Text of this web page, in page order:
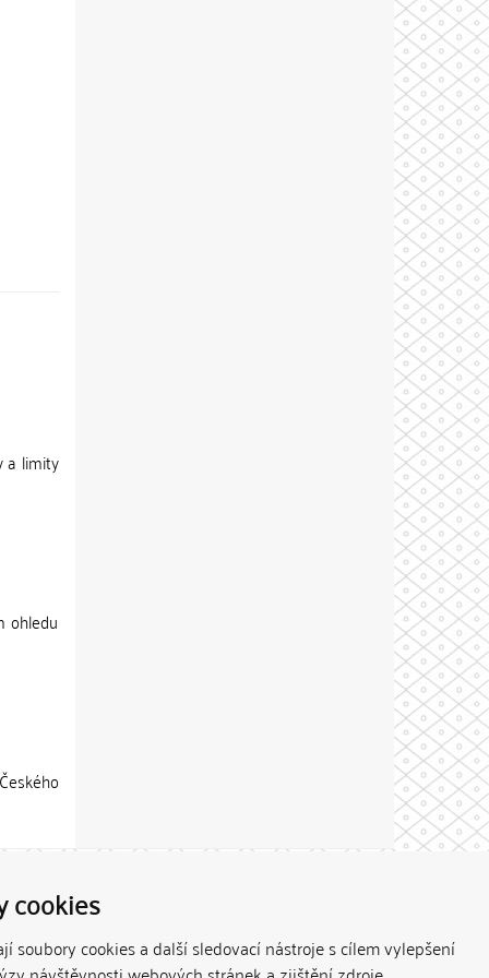
cookies
soubory cookies a další sledovací nástroje s cílem vylepšení
a limity
ohledu